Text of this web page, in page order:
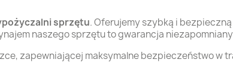
sprzętu. Oferujemy szybką i
naszego sprzętu to gwarancja
zapewniającej maksymalne bezpieczeństwo w